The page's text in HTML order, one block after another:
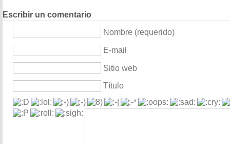
Escribir un comentario
Nombre (requerido)
E-mail
Sitio web
Título